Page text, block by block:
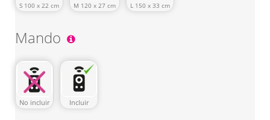
S 100 x 22 cm M 120 x 27 cm L 150 x 33 cm
Mando
No incluir Incluir